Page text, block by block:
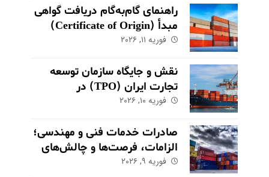
راهنمای گام‌به‌گام دریافت گواهی
مبدأ (Certificate of Origin)
برای کالاهای صادراتی
فوریه ۱۱, ۲۰۲۶
نقش و جایگاه سازمان توسعه
تجارت ایران (TPO) در
اکوسیستم صادراتی
فوریه ۱۰, ۲۰۲۶
صادرات خدمات فنی و مهندسی؛
الزامات، فرصت‌ها و چالش‌های
کلیدی
فوریه ۹, ۲۰۲۶